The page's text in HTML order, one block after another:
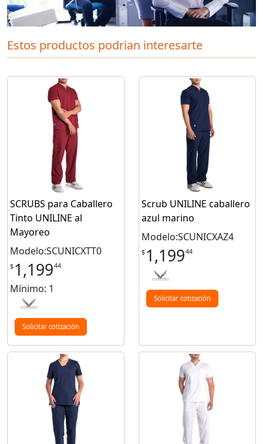
Estos productos podrian interesarte
SCRUBS para Caballero
Tinto UNILINE al
Mayoreo
Modelo:SCUNICXTT0
$ 1,19944
Mínimo: 1
Solicitar cotización
Scrub UNILINE caballero
azul marino
Modelo:SCUNICXAZ4
$ 1,19944
Solicitar cotización